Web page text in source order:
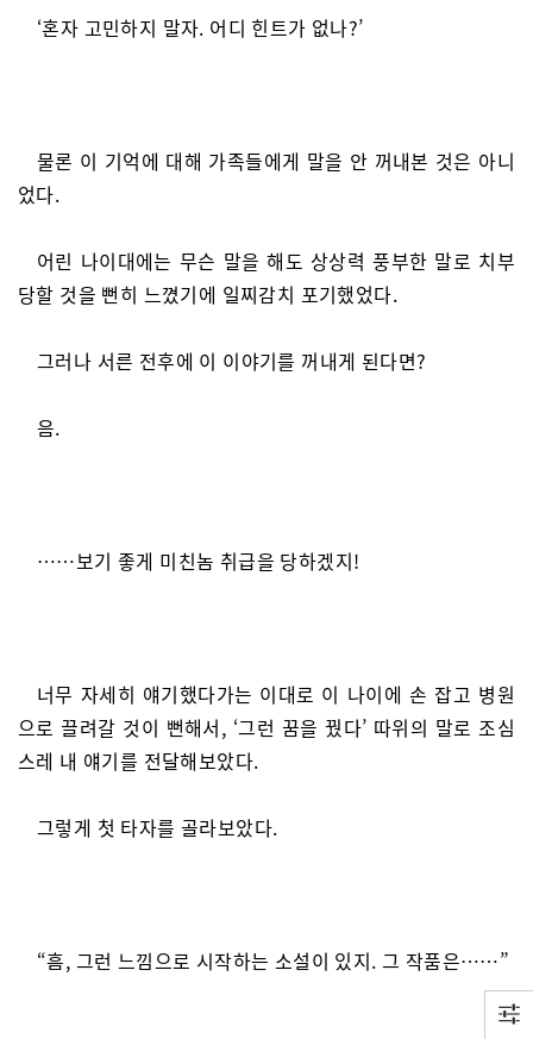
‘혼자 고민하지 말자. 어디 힌트가 없나?’
물론 이 기억에 대해 가족들에게 말을 안 꺼내본 것은 아니
었다.
어린 나이대에는 무슨 말을 해도 상상력 풍부한 말로 치부
당할 것을 뻔히 느꼈기에 일찌감치 포기했었다.
그러나 서른 전후에 이 이야기를 꺼내게 된다면?
음.
……보기 좋게 미친놈 취급을 당하겠지!
너무 자세히 얘기했다가는 이대로 이 나이에 손 잡고 병원
으로 끌려갈 것이 뻔해서, ‘그런 꿈을 꿨다’ 따위의 말로 조심
스레 내 얘기를 전달해보았다.
그렇게 첫 타자를 골라보았다.
“흠, 그런 느낌으로 시작하는 소설이 있지. 그 작품은……”